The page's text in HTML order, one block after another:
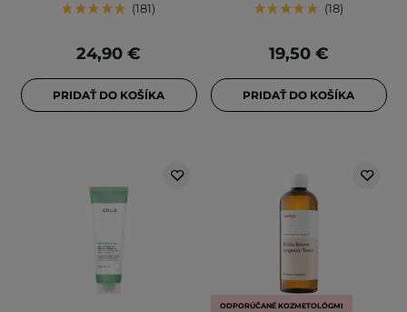
181
24,90 €
PRIDAŤ DO KOŠÍKA
18
19,50 €
PRIDAŤ DO KOŠÍKA
ODPORÚČANÉ KOZMETOLÓGMI